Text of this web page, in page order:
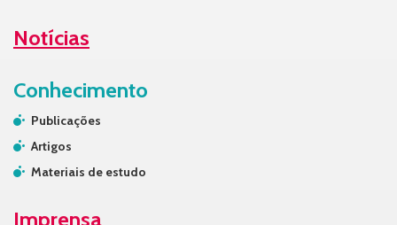
Notícias
Conhecimento
Publicações
Artigos
Materiais de estudo
Imprensa